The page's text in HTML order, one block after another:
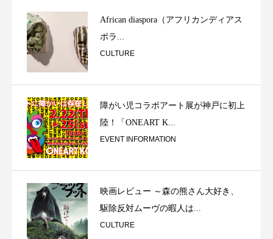
African diaspora（アフリカンディアス
ポラ...
CULTURE
障がい児コラボアート展が神戸に初上
陸！「ONEART K...
EVENT INFORMATION
映画レビュー ～森の熊さん大好き、
駆除反対ムーヴの暇人は...
CULTURE